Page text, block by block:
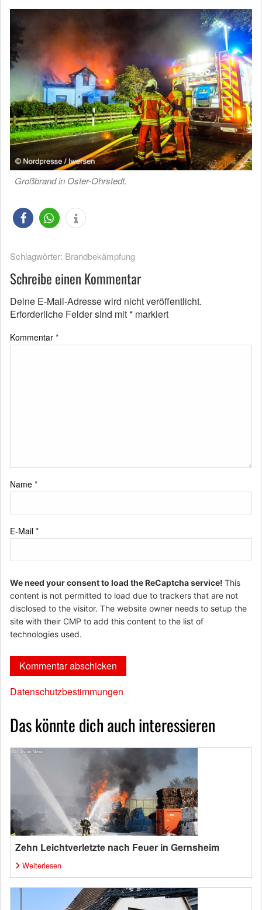
Großbrand in Oster-Ohrstedt.
Schlagwörter: Brandbekämpfung
Schreibe einen Kommentar
Deine E-Mail-Adresse wird nicht veröffentlicht.
Erforderliche Felder sind mit* markiert
Kommentar *
Name *
E-Mail *
We need your consent to load the ReCaptcha service! This
content is not permitted to load due to trackers that are not
disclosed to the visitor. The website owner needs to setup the
site with their CMP to add this content to the list of
technologies used.
Datenschutzbestimmungen
Das könnte dich auch interessieren
Zehn Leichtverletzte nach Feuer in Gernsheim
Weiterlesen